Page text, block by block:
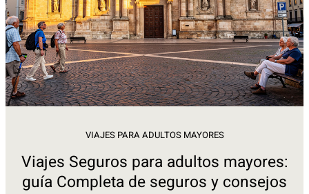
VIAJES PARA ADULTOS MAYORES
Viajes Seguros para adultos mayores:
guía Completa de seguros y consejos